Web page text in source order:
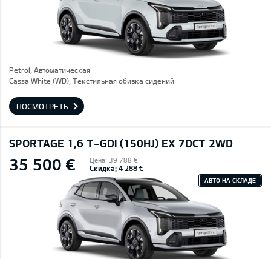
Petrol, Автоматическая
Cassa White (WD), Текстильная обивка сидений
ПОСМОТРЕТЬ
SPORTAGE 1,6 T-GDI (150HJ) EX 7DCT 2WD
35 500 € Цена: 39 788 €
Скидка: 4 288 €
АВТО НА СКЛАДЕ